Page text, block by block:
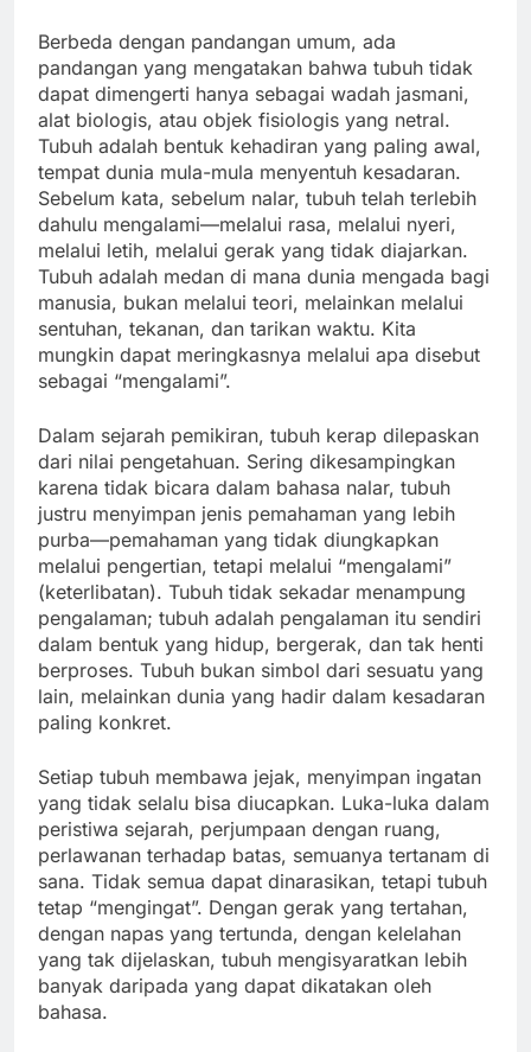
Berbeda dengan pandangan umum, ada
pandangan yang mengatakan bahwa tubuh tidak
dapat dimengerti hanya sebagai wadah jasmani,
alat biologis, atau objek fisiologis yang netral.
Tubuh adalah bentuk kehadiran yang paling awal,
tempat dunia mula-mula menyentuh kesadaran.
Sebelum kata, sebelum nalar, tubuh telah terlebih
dahulu mengalami—melalui rasa, melalui nyeri,
melalui letih, melalui gerak yang tidak diajarkan.
Tubuh adalah medan di mana dunia mengada bagi
manusia, bukan melalui teori, melainkan melalui
sentuhan, tekanan, dan tarikan waktu. Kita
mungkin dapat meringkasnya melalui apa disebut
sebagai “mengalami”.
Dalam sejarah pemikiran, tubuh kerap dilepaskan
dari nilai pengetahuan. Sering dikesampingkan
karena tidak bicara dalam bahasa nalar, tubuh
justru menyimpan jenis pemahaman yang lebih
purba—pemahaman yang tidak diungkapkan
melalui pengertian, tetapi melalui “mengalami”
(keterlibatan). Tubuh tidak sekadar menampung
pengalaman; tubuh adalah pengalaman itu sendiri
dalam bentuk yang hidup, bergerak, dan tak henti
berproses. Tubuh bukan simbol dari sesuatu yang
lain, melainkan dunia yang hadir dalam kesadaran
paling konkret.
Setiap tubuh membawa jejak, menyimpan ingatan
yang tidak selalu bisa diucapkan. Luka-luka dalam
peristiwa sejarah, perjumpaan dengan ruang,
perlawanan terhadap batas, semuanya tertanam di
sana. Tidak semua dapat dinarasikan, tetapi tubuh
tetap “mengingat”. Dengan gerak yang tertahan,
dengan napas yang tertunda, dengan kelelahan
yang tak dijelaskan, tubuh mengisyaratkan lebih
banyak daripada yang dapat dikatakan oleh
bahasa.